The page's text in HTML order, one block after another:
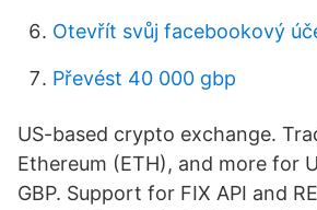
Otevřít svůj facebookový
Převést 40 000 gbp
US-based crypto exchange.
Ethereum (ETH), and more for
GBP. Support for FIX API and